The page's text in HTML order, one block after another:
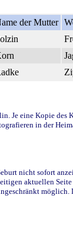
der Mutter
Je eine Kopie des
in der
nicht sofort
aktuellen Seite
möglich.